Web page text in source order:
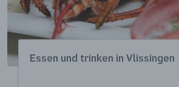
Essen und trinken in Vlissingen